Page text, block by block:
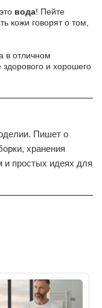
вода! Пейте
кожи говорят о том,
в отличном
и хорошего
Пишет о
хранения
и простых идеях для